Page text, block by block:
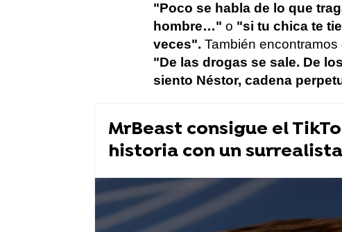
"Poco se habla de lo que
hombre…" o "si tu chica te
veces". También
"De las drogas se sale. De
siento Néstor, cadena
MrBeast consigue el
historia con un